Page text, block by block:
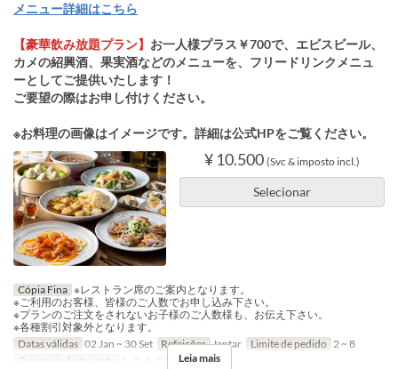
メニュー詳細はこちら
【豪華飲み放題プラン】 お一人様プラス￥700で、エビスビール、
カメの紹興酒、果実酒などのメニューを、フリードリンクメニュ
ーとしてご提供いたします！
ご要望の際はお申し付けください。
※お料理の画像はイメージです。詳細は公式HPをご覧ください。
¥ 10.500 (Svc & imposto incl.)
Selecionar
Cópia Fina ※レストラン席のご案内となります。
※ご利用のお客様、皆様のご人数でお申し込み下さい。
※プランのご注文をされないお子様のご人数様も、お伝え下さい。
※各種割引対象外となります。
Datas válidas 02 Jan ~ 30 Set Refeições Jantar Limite de pedido 2 ~ 8
Categoria de Assento
レストラン席Leia mais